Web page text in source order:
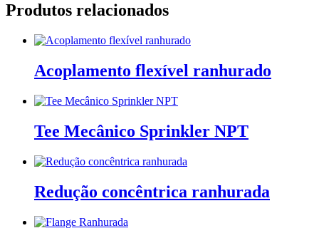
Produtos relacionados
Acoplamento flexível ranhurado
Tee Mecânico Sprinkler NPT
Redução concêntrica ranhurada